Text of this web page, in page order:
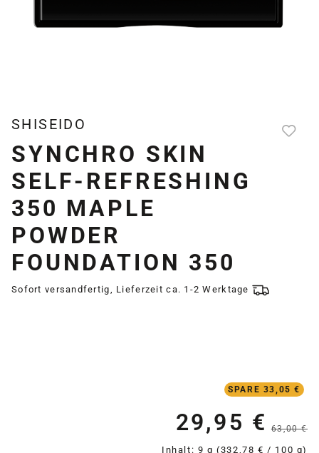
SHISEIDO
SYNCHRO SKIN
SELF-REFRESHING
350 MAPLE
POWDER
FOUNDATION 350
Sofort versandfertig, Lieferzeit ca. 1-2 Werktage
SPARE 33,05 €
Verkaufspreis:
29,95 € 63,00 €
Inhalt: 9 g(332,78 € / 100 g)